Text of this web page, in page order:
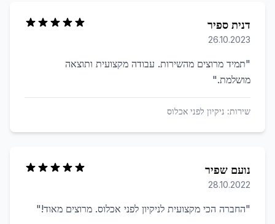
דנית ספיר
26.10.2023
"תמיד מרוצים מהשירות. עבודה מקצועית ותוצאה
מושלמת."
שירות: ניקיון לפני אכלוס
נועם שפיר
28.10.2022
"החברה הכי מקצועית לניקיון לפני אכלוס. מרוצים מאוד!"